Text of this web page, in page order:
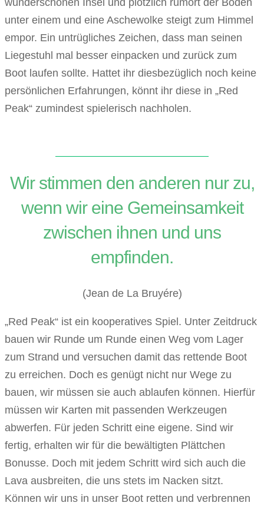
unter einem und eine Aschewolke steigt zum Himmel
empor. Ein untrügliches Zeichen, dass man seinen
Liegestuhl mal besser einpacken und zurück zum
Boot laufen sollte. Hattet ihr diesbezüglich noch keine
persönlichen Erfahrungen, könnt ihr diese in „Red
Peak“ zumindest spielerisch nachholen.
Wir stimmen den anderen nur zu,
wenn wir eine Gemeinsamkeit
zwischen ihnen und uns
empfinden.
(Jean de La Bruyére)
„Red Peak“ ist ein kooperatives Spiel. Unter Zeitdruck
bauen wir Runde um Runde einen Weg vom Lager
zum Strand und versuchen damit das rettende Boot
zu erreichen. Doch es genügt nicht nur Wege zu
bauen, wir müssen sie auch ablaufen können. Hierfür
müssen wir Karten mit passenden Werkzeugen
abwerfen. Für jeden Schritt eine eigene. Sind wir
fertig, erhalten wir für die bewältigten Plättchen
Bonusse. Doch mit jedem Schritt wird sich auch die
Lava ausbreiten, die uns stets im Nacken sitzt.
Können wir uns in unser Boot retten und verbrennen